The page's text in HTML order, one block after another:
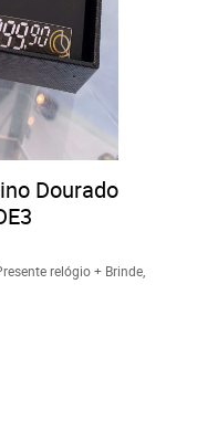
Dourado
relógio + Brinde